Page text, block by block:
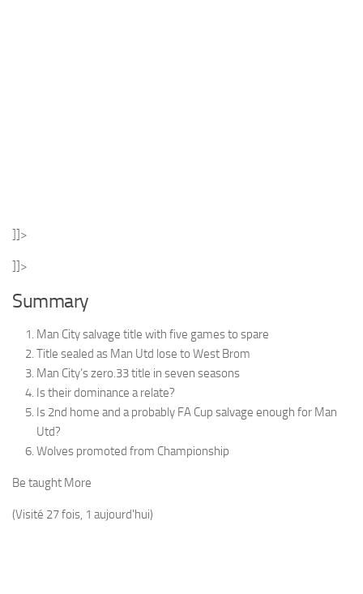
]]>
]]>
Summary
Man City salvage title with five games to spare
Title sealed as Man Utd lose to West Brom
Man City’s zero.33 title in seven seasons
Is their dominance a relate?
Is 2nd home and a probably FA Cup salvage enough for Man
Utd?
Wolves promoted from Championship
Be taught More
(Visité 27 fois, 1 aujourd'hui)